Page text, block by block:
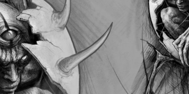
Zapytaj o cenę